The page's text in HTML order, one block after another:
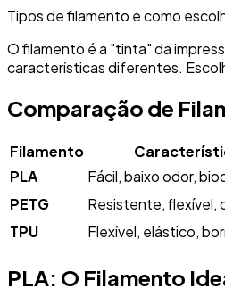
Tipos de filamento e como
O filamento é a "tinta" da
características diferentes.
Comparação de
Filamento
PLA
Fácil, baixo odor,
PETG
Resistente, flexível,
TPU
Flexível, elástico,
PLA: O Filamento